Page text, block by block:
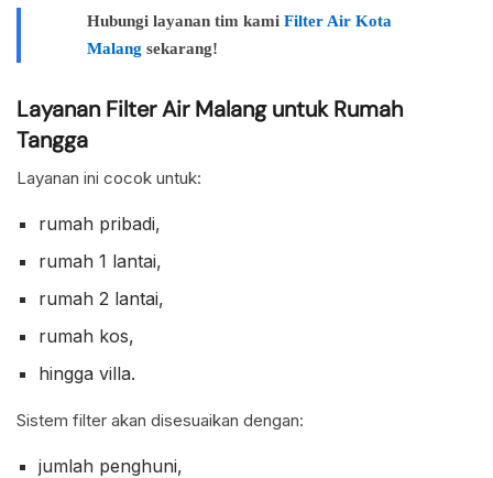
Hubungi layanan tim kami Filter Air Kota
Malang sekarang!
Layanan Filter Air Malang untuk Rumah
Tangga
Layanan ini cocok untuk:
rumah pribadi,
rumah 1 lantai,
rumah 2 lantai,
rumah kos,
hingga villa.
Sistem filter akan disesuaikan dengan:
jumlah penghuni,